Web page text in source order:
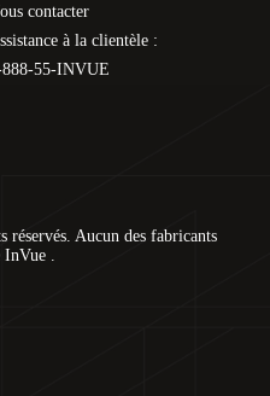
contacter
à la clientèle :
888-55-INVUE
Aucun des fabricants
.